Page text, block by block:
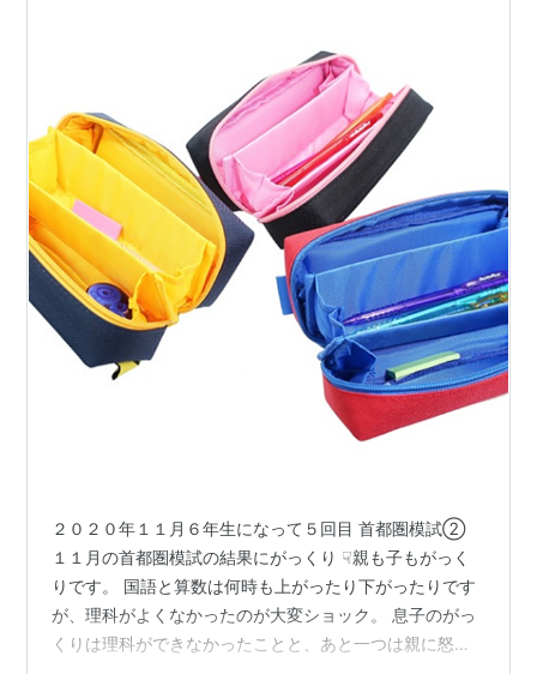
２０２０年１１月６年生になって５回目 首都圏模試②
１１月の首都圏模試の結果にがっくり ☟親も子もがっく
りです。 国語と算数は何時も上がったり下がったりです
が、理科がよくなかったのが大変ショック。 息子のがっ
くりは理科ができなかったことと、あと一つは親に怒ら